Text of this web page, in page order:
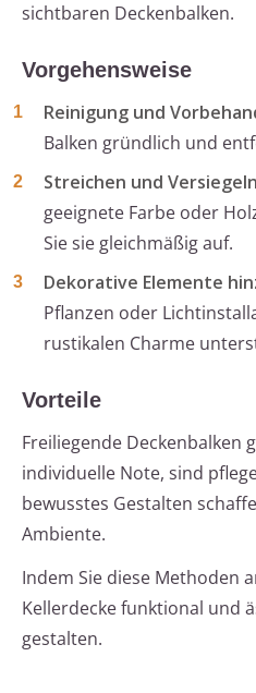
sichtbaren Deckenbalken.
Vorgehensweise
Reinigung und
Balken gründlich und
Streichen und Versiegeln
geeignete Farbe oder
Sie sie gleichmäßig auf.
Dekorative Elemente
Pflanzen oder
rustikalen Charme
Vorteile
Freiliegende Deckenbalken
individuelle Note, sind
bewusstes Gestalten
Ambiente.
Indem Sie diese Methoden
Kellerdecke funktional und
gestalten.